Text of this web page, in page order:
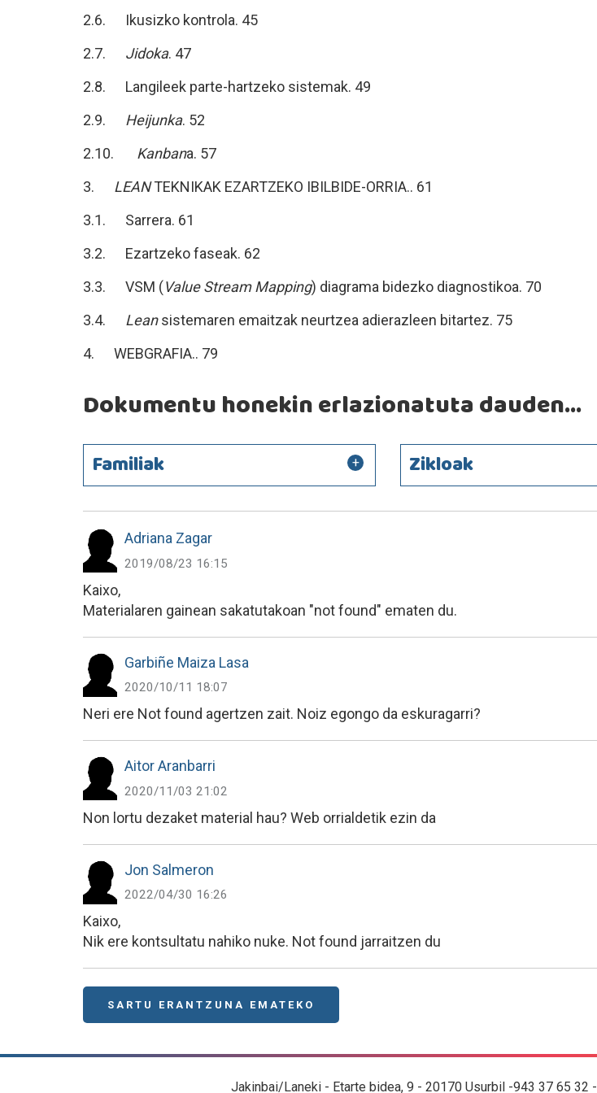
2.6. Ikusizko kontrola. 45
2.7. Jidoka. 47
2.8. Langileek parte-hartzeko sistemak. 49
2.9. Heijunka. 52
2.10. Kanbana. 57
3. LEANTEKNIKAK EZARTZEKO IBILBIDE-ORRIA.. 61
3.1. Sarrera. 61
3.2. Ezartzeko faseak. 62
3.3. VSM (Value Stream Mapping) diagrama bidezko diagnostikoa. 70
3.4. Leansistemaren emaitzak neurtzea adierazleen bitartez. 75
4. WEBGRAFIA.. 79
Dokumentu honekin erlazionatuta dauden...
Familiak Zikloak
Adriana Zagar
2019/08/23 16:15
Kaixo,
Materialaren gainean sakatutakoan "not found" ematen du.
Garbiñe Maiza Lasa
2020/10/11 18:07
Neri ere Not found agertzen zait. Noiz egongo da eskuragarri?
Aitor Aranbarri
2020/11/03 21:02
Non lortu dezaket material hau? Web orrialdetik ezin da
Jon Salmeron
2022/04/30 16:26
Kaixo,
Nik ere kontsultatu nahiko nuke. Not found jarraitzen du
SARTU ERANTZUNA EMATEKO
Jakinbai/Laneki - Etarte bidea, 9 - 20170 Usurbil -943 37 65 32 -